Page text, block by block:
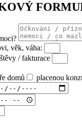
věk, váha:
/ fakturace
domů
placenou